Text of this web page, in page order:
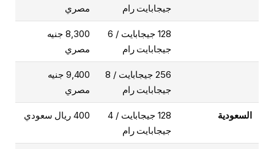
جيجابايت رام
مصري
128 جيجابايت / 6
جيجابايت رام
8,300 جنيه
مصري
256 جيجابايت / 8
جيجابايت رام
9,400 جنيه
مصري
السعودية
128 جيجابايت / 4
جيجابايت رام
400 ريال سعودي